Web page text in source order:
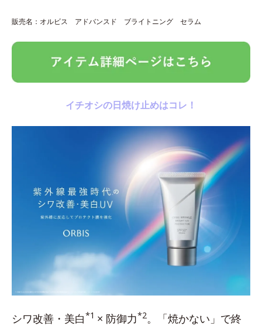
販売名：オルビス アドバンスド ブライトニング セラム
イチオシの日焼け止めはコレ！
シワ改善・美白*1 × 防御力*2。「焼かない」で終